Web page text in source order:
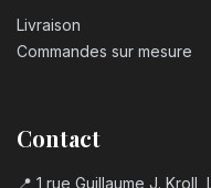
Livraison
Commandes sur mesure
Contact
📍 1 rue Guillaume J.